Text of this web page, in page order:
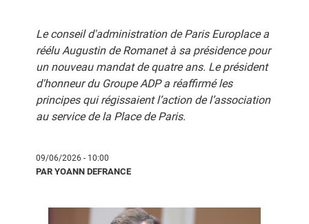
Le conseil d'administration de Paris Europlace a
réélu Augustin de Romanet à sa présidence pour
un nouveau mandat de quatre ans. Le président
d'honneur du Groupe ADP a réaffirmé les
principes qui régissaient l’action de l’association
au service de la Place de Paris.
09/06/2026 - 10:00
PAR YOANN DEFRANCE